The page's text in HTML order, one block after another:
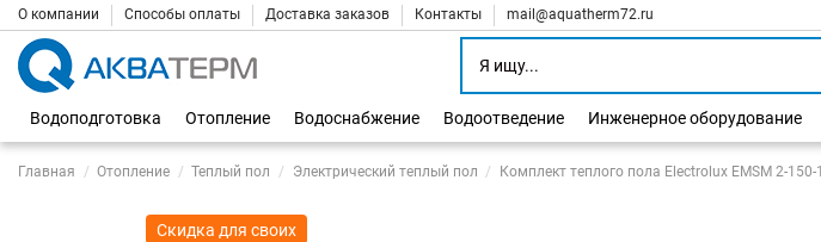
О компании Способы оплаты Доставка заказов Контакты mail@aquatherm72.ru
Водоподготовка
Отопление Водоснабжение Водоотведение Инженерное оборудование
Главная Отопление Теплый пол Электрический теплый пол Комплект теплого пола Electrolux EMSM 2-150-1
Скидка для своих